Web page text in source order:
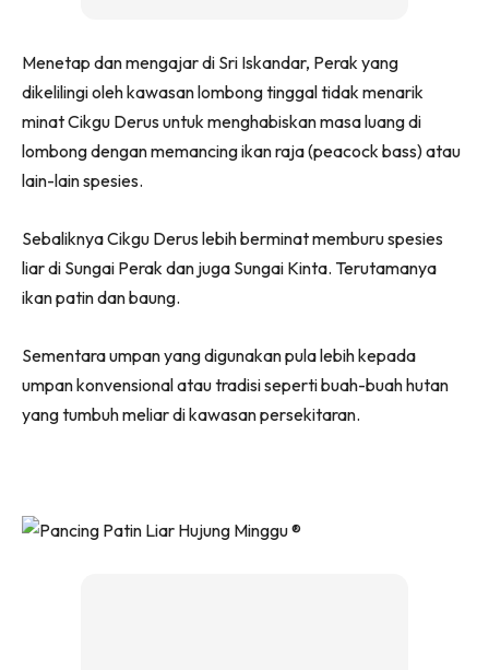
Menetap dan mengajar di Sri Iskandar, Perak yang
dikelilingi oleh kawasan lombong tinggal tidak menarik
minat Cikgu Derus untuk menghabiskan masa luang di
lombong dengan memancing ikan raja (peacock bass) atau
lain-lain spesies.
Sebaliknya Cikgu Derus lebih berminat memburu spesies
liar di Sungai Perak dan juga Sungai Kinta. Terutamanya
ikan patin dan baung.
Sementara umpan yang digunakan pula lebih kepada
umpan konvensional atau tradisi seperti buah-buah hutan
yang tumbuh meliar di kawasan persekitaran.